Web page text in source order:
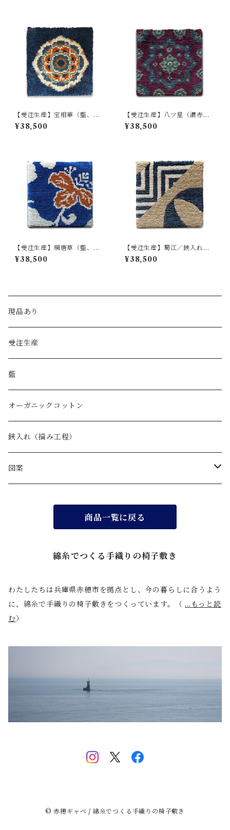
【受注生産】宝相華（藍、琥
珀、白茶、浅葱、黄緑）
¥38,500
【受注生産】八ツ星（濃赤、
緑、黄緑、薄茶）
¥38,500
【受注生産】桐唐草（藍、琥
珀、白茶）
¥38,500
【受注生産】蜀江／鋏入れ
（藍、白茶、白）
¥38,500
現品あり
受注生産
藍
オーガニックコットン
鋏入れ（摘み工程）
図案
縞
水玉
走獣
商品一覧に戻る
綿糸でつくる手織りの椅子敷き
わたしたちは兵庫県赤穂市を拠点とし、今の暮らしに合うよう
に、綿糸で手織りの椅子敷きをつくっています。（... もっと読
む）
© 赤穂ギャベ / 綿糸でつくる手織りの椅子敷き